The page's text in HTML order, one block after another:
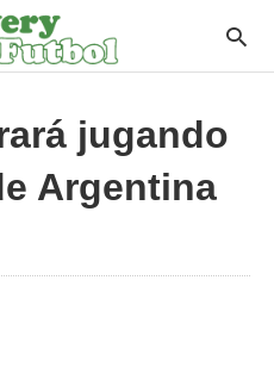
jugando
Argentina